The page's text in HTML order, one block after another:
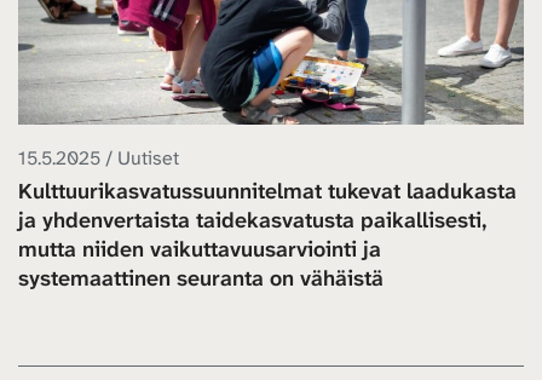
15.5.2025 / Uutiset
Kulttuurikasvatussuunnitelmat tukevat laadukasta
ja yhdenvertaista taidekasvatusta paikallisesti,
mutta niiden vaikuttavuusarviointi ja
systemaattinen seuranta on vähäistä